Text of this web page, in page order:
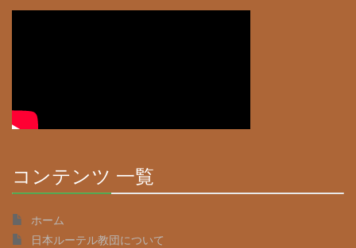
コンテンツ 一覧
ホーム
日本ルーテル教団について